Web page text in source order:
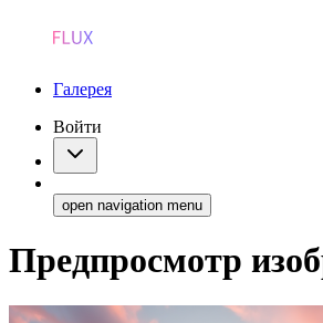
Галерея
Войти
open navigation menu
Предпросмотр